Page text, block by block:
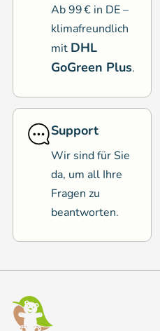
Ab 99 € in DE –
klimafreundlich
mit DHL
GoGreen Plus.
Support
Wir sind für Sie
da, um all Ihre
Fragen zu
beantworten.